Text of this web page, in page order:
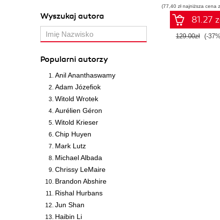
Wyszukaj autora
Popularni autorzy
Anil Ananthaswamy
Adam Józefiok
Witold Wrotek
Aurélien Géron
Witold Krieser
Chip Huyen
Mark Lutz
Michael Albada
Chrissy LeMaire
Brandon Abshire
Rishal Hurbans
Jun Shan
Haibin Li
(77,40 zł najniższa cena
81.27
129.00zł (-